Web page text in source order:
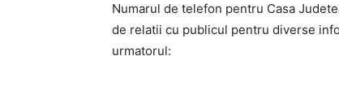
Numarul de telefon pentru Casa
de relatii cu publicul pentru diverse
urmatorul: